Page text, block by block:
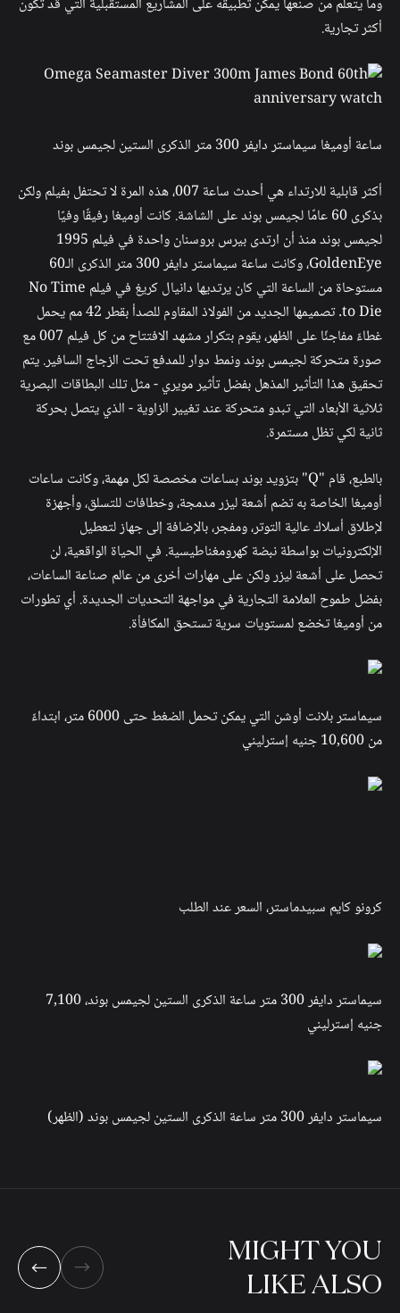
أكثر تجارية.
ساعة أوميغا سيماستر دايفر 300 متر الذكرى الستين لجيمس بوند
أكثر قابلية للارتداء هي أحدث ساعة 007، هذه المرة لا تحتفل بفيلم ولكن
بذكرى 60 عامًا لجيمس بوند على الشاشة. كانت أوميغا رفيقًا وفيًا
لجيمس بوند منذ أن ارتدى بيرس بروسنان واحدة في فيلم 1995
GoldenEye، وكانت ساعة سيماستر دايفر 300 متر الذكرى الـ60
مستوحاة من الساعة التي كان يرتديها دانيال كريغ في فيلم No Time
to Die. تصميمها الجديد من الفولاذ المقاوم للصدأ بقطر 42 مم يحمل
غطاءً مفاجئًا على الظهر، يقوم بتكرار مشهد الافتتاح من كل فيلم 007 مع
صورة متحركة لجيمس بوند ونمط دوار للمدفع تحت الزجاج السافير. يتم
تحقيق هذا التأثير المذهل بفضل تأثير مويري - مثل تلك البطاقات البصرية
ثلاثية الأبعاد التي تبدو متحركة عند تغيير الزاوية - الذي يتصل بحركة
ثانية لكي تظل مستمرة.
بالطبع، قام "Q" بتزويد بوند بساعات مخصصة لكل مهمة، وكانت ساعات
أوميغا الخاصة به تضم أشعة ليزر مدمجة، وخطافات للتسلق، وأجهزة
لإطلاق أسلاك عالية التوتر، ومفجر، بالإضافة إلى جهاز لتعطيل
الإلكترونيات بواسطة نبضة كهرومغناطيسية. في الحياة الواقعية، لن
تحصل على أشعة ليزر ولكن على مهارات أخرى من عالم صناعة الساعات،
بفضل طموح العلامة التجارية في مواجهة التحديات الجديدة. أي تطورات
من أوميغا تخضع لمستويات سرية تستحق المكافأة.
سيماستر بلانت أوشن التي يمكن تحمل الضغط حتى 6000 متر، ابتداءً
من 10,600 جنيه إسترليني
كرونو كايم سبيدماستر، السعر عند الطلب
سيماستر دايفر 300 متر ساعة الذكرى الستين لجيمس بوند، 7,100
جنيه إسترليني
سيماستر دايفر 300 متر ساعة الذكرى الستين لجيمس بوند (الظهر)
YOU
MIGHT
ALSO
LIKE